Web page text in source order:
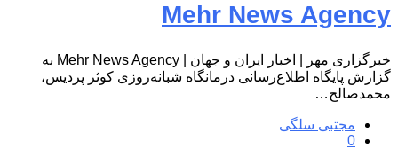
Mehr News Agency
خبرگزاری مهر | اخبار ایران و جهان | Mehr News Agency به
گزارش پایگاه اطلاع‌رسانی درمانگاه شبانه‌روزی کوثر پردیس،
محمدصالح…
مجتبی سلگی
0